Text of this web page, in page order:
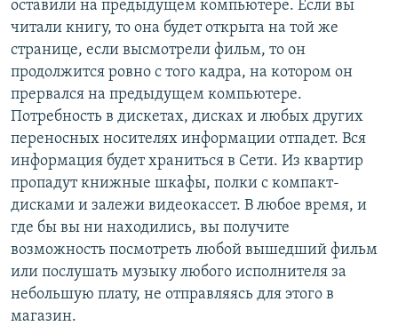
оставили на предыдущем компьютере. Если вы
читали книгу, то она будет открыта на той же
странице, если высмотрели фильм, то он
продолжится ровно с того кадра, на котором он
прервался на предыдущем компьютере.
Потребность в дискетах, дисках и любых других
переносных носителях информации отпадет. Вся
информация будет храниться в Сети. Из квартир
пропадут книжные шкафы, полки с компакт-
дисками и залежи видеокассет. В любое время, и
где бы вы ни находились, вы получите
возможность посмотреть любой вышедший фильм
или послушать музыку любого исполнителя за
небольшую плату, не отправляясь для этого в
магазин.